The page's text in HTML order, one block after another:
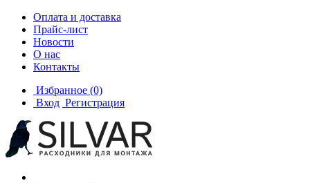
Оплата и доставка
Прайс-лист
Новости
О нас
Контакты
Избранное (0)
Вход Регистрация